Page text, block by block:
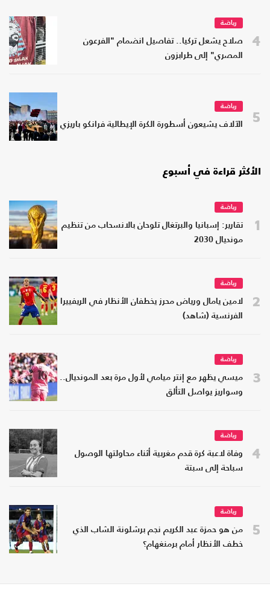
4
رياضة
صلاح يشعل تركيا.. تفاصيل انضمام "الفرعون
المصري" إلى طرابزون
5
رياضة
الآلاف يشيعون أسطورة الكرة الإيطالية فرانكو باريزي
الأكثر قراءة في أسبوع
1
رياضة
تقارير: إسبانيا والبرتغال تلوحان بالانسحاب من تنظيم
مونديال 2030
2
رياضة
لامين يامال ورياض محرز يخطفان الأنظار في الريفييرا
الفرنسية (شاهد)
3
رياضة
ميسي يظهر مع إنتر ميامي لأول مرة بعد المونديال..
وسواريز يواصل التألق
4
رياضة
وفاة لاعبة كرة قدم مغربية أثناء محاولتها الوصول
سباحة إلى سبتة
5
رياضة
من هو حمزة عبد الكريم نجم برشلونة الشاب الذي
خطف الأنظار أمام برمنغهام؟